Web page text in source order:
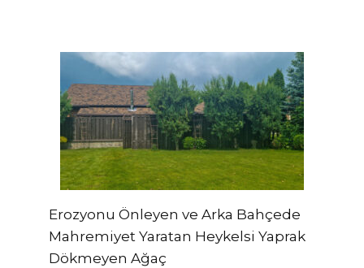
Erozyonu Önleyen ve Arka Bahçede
Mahremiyet Yaratan Heykelsi Yaprak
Dökmeyen Ağaç